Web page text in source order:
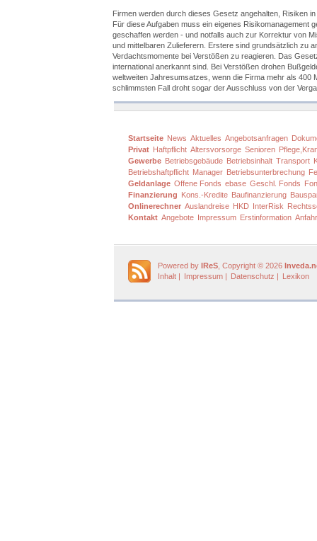
Firmen werden durch dieses Gesetz angehalten, Risiken
Für diese Aufgaben muss ein eigenes Risikomanagement
geschaffen werden - und notfalls auch zur Korrektur von
und mittelbaren Zulieferern. Erstere sind grundsätzlich zu
Verdachtsmomente bei Verstößen zu reagieren. Das
international anerkannt sind. Bei Verstößen drohen
weltweiten Jahresumsatzes, wenn die Firma mehr als 400
schlimmsten Fall droht sogar der Ausschluss von der
Startseite News Aktuelles Angebotsanfragen
Privat Haftpflicht Altersvorsorge Senioren
Gewerbe Betriebsgebäude Betriebsinhalt Transport
Betriebshaftpflicht Manager Betriebsunterbrechung
Geldanlage Offene Fonds ebase Geschl. Fonds
Finanzierung Kons.-Kredite Baufinanzierung
Onlinerechner Auslandreise HKD InterRisk
Kontakt Angebote Impressum Erstinformation
Powered by IReS , Copyright © 2026
Inhalt | Impressum | Datenschutz | Lexikon